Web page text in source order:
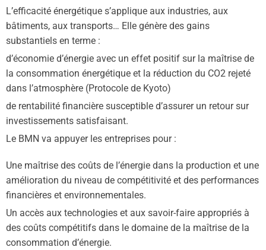
L’efficacité énergétique s’applique aux industries, aux
bâtiments, aux transports… Elle génère des gains
substantiels en terme :
d’économie d’énergie avec un effet positif sur la maîtrise de
la consommation énergétique et la réduction du CO2 rejeté
dans l’atmosphère (Protocole de Kyoto)
de rentabilité financière susceptible d’assurer un retour sur
investissements satisfaisant.
Le BMN va appuyer les entreprises pour :
Une maîtrise des coûts de l’énergie dans la production et une
amélioration du niveau de compétitivité et des performances
financières et environnementales.
Un accès aux technologies et aux savoir-faire appropriés à
des coûts compétitifs dans le domaine de la maîtrise de la
consommation d’énergie.